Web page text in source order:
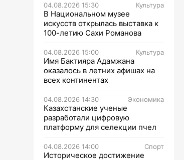
04.08.2026 15:30 Культура
В Национальном музее
искусств открылась выставка к
100-летию Сахи Романова
04.08.2026 15:00 Культура
Имя Бактияра Адамжана
оказалось в летних афишах на
всех континентах
04.08.2026 14:30 Экономика
Казахстанские ученые
разработали цифровую
платформу для селекции пчел
04.08.2026 14:00 Спорт
Историческое достижение